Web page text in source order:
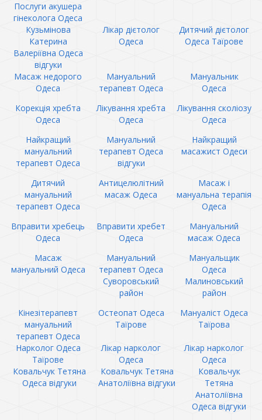
Послуги акушера
гінеколога Одеса
Кузьмінова
Катерина
Валеріївна Одеса
відгуки
Лікар дієтолог
Одеса
Дитячий дієтолог
Одеса Таїрове
Масаж недорого
Одеса
Мануальний
терапевт Одеса
Мануальник
Одеса
Корекція хребта
Одеса
Лікування хребта
Одеса
Лікування сколіозу
Одеса
Найкращий
мануальний
терапевт Одеса
Мануальний
терапевт Одеса
відгуки
Найкращий
масажист Одеси
Дитячий
мануальний
терапевт Одеса
Антицелюлітний
масаж Одеса
Масаж і
мануальна терапія
Одеса
Вправити хребець
Одеса
Вправити хребет
Одеса
Мануальний
масаж Одеса
Масаж
мануальний Одеса
Мануальний
терапевт Одеса
Суворовський
район
Мануальщик
Одеса
Малиновський
район
Кінезітерапевт
мануальний
терапевт Одеса
Остеопат Одеса
Таїрове
Мануаліст Одеса
Таїрова
Нарколог Одеса
Таїрове
Лікар нарколог
Одеса
Лікар нарколог
Одеса
Ковальчук Тетяна
Одеса відгуки
Ковальчук Тетяна
Анатоліївна відгуки
Ковальчук
Тетяна
Анатоліївна
Одеса відгуки